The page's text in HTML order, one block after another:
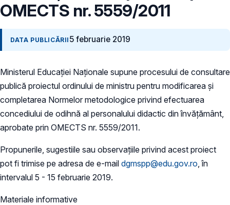
OMECTS nr. 5559/2011
DATA PUBLICĂRII 5 februarie 2019
Ministerul Educației Naționale supune procesului de consultare
publică proiectul ordinului de ministru pentru modificarea și
completarea Normelor metodologice privind efectuarea
concediului de odihnă al personalului didactic din învățământ,
aprobate prin OMECTS nr. 5559/2011.
Propunerile, sugestiile sau observațiile privind acest proiect
pot fi trimise pe adresa de e-mail dgmspp@edu.gov.ro , în
intervalul 5 - 15 februarie 2019.
Materiale informative